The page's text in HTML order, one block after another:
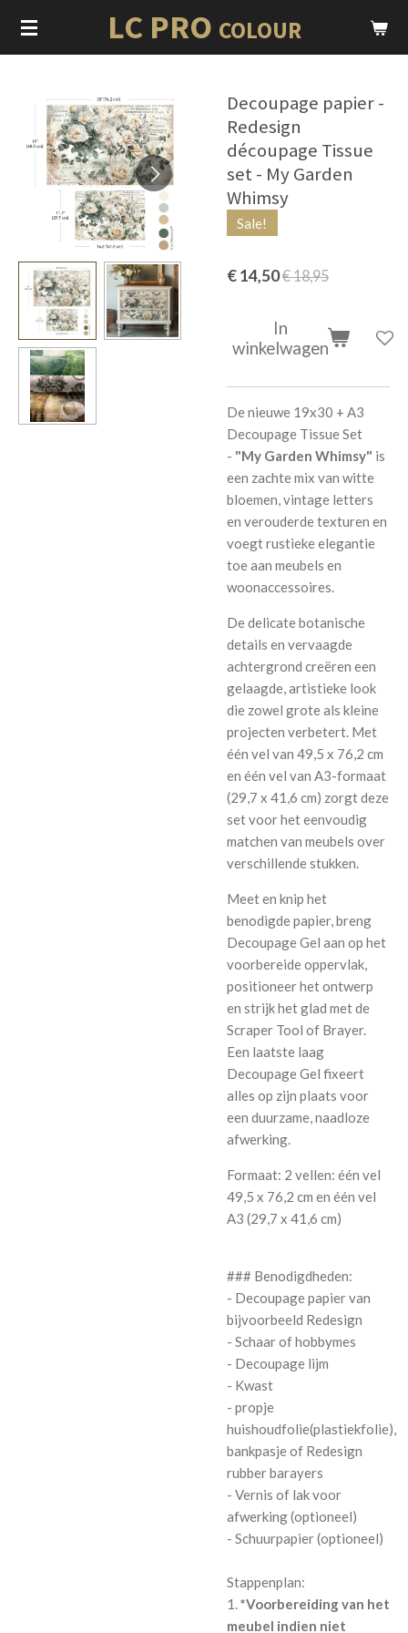
Ga
direct
hoofdinhoud
LC PRO COLOUR
Decoupage papier -
Redesign
découpage Tissue
set - My Garden
Whimsy
Sale!
€ 14,50€ 18,95
In
winkelwagen
De nieuwe 19x30 + A3
Decoupage Tissue Set
- "My Garden Whimsy" is
een zachte mix van witte
bloemen, vintage letters
en verouderde texturen en
voegt rustieke elegantie
toe aan meubels en
woonaccessoires.
De delicate botanische
details en vervaagde
achtergrond creëren een
gelaagde, artistieke look
die zowel grote als kleine
projecten verbetert. Met
één vel van 49,5 x 76,2 cm
en één vel van A3-formaat
(29,7 x 41,6 cm) zorgt deze
set voor het eenvoudig
matchen van meubels over
verschillende stukken.
Meet en knip het
benodigde papier, breng
Decoupage Gel aan op het
voorbereide oppervlak,
positioneer het ontwerp
en strijk het glad met de
Scraper Tool of Brayer.
Een laatste laag
Decoupage Gel fixeert
alles op zijn plaats voor
een duurzame, naadloze
afwerking.
Formaat: 2 vellen: één vel
49,5 x 76,2 cm en één vel
A3 (29,7 x 41,6 cm)
### Benodigdheden:
- Decoupage papier van
bijvoorbeeld Redesign
- Schaar of hobbymes
- Decoupage lijm
- Kwast
- propje
huishoudfolie(plastiekfolie),
bankpasje of Redesign
rubber barayers
- Vernis of lak voor
afwerking (optioneel)
- Schuurpapier (optioneel)
Stappenplan:
1.*Voorbereiding van het
meubel indien niet